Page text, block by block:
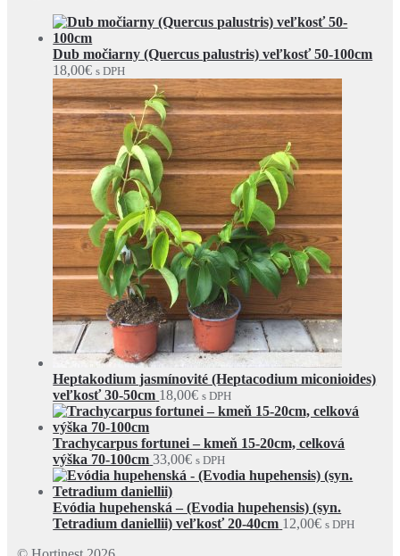
Dub močiarny (Quercus palustris) veľkosť 50-100cm
18,00€ s DPH
Heptakodium jasmínovité (Heptacodium miconioides)
veľkosť 30-50cm 18,00€ s DPH
Trachycarpus fortunei – kmeň 15-20cm, celková
výška 70-100cm 33,00€ s DPH
Evódia hupehenská – (Evodia hupehensis) (syn.
Tetradium daniellii) veľkosť 20-40cm 12,00€ s DPH